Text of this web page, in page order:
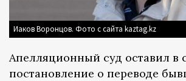
Иаков Воронцов. Фото с сайта kaztag.kz
Апелляционный суд оставил в
постановление о переводе